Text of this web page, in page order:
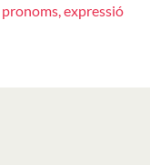
pronoms, expressió